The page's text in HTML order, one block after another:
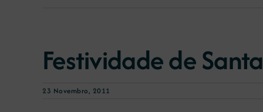
Festividade de
23 Novembro, 2011